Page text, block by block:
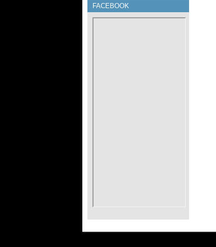
FACEBOOK